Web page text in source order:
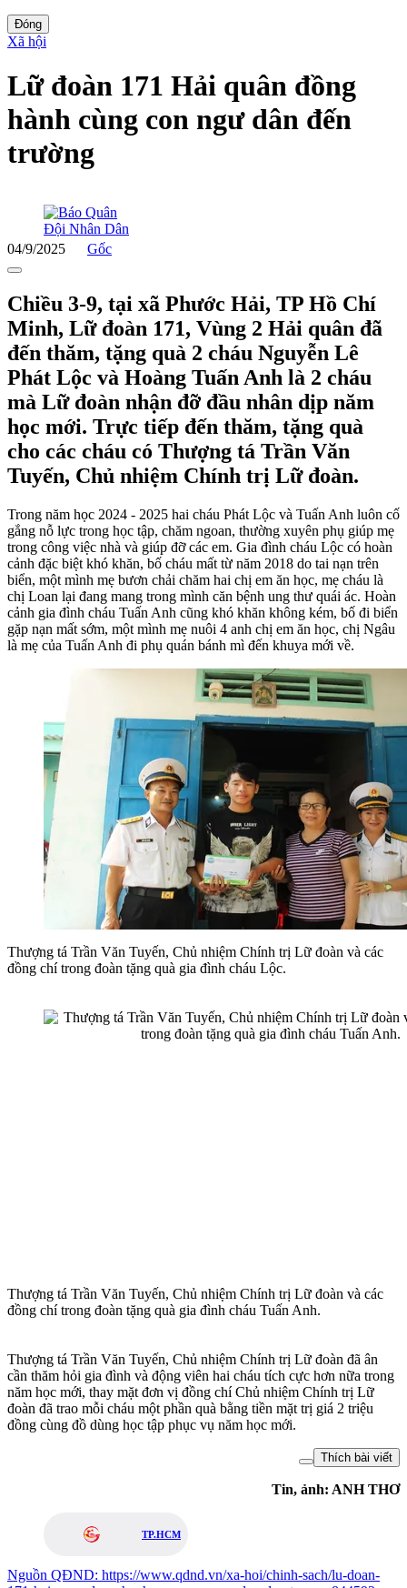
Đóng
Xã hội
Lữ đoàn 171 Hải quân đồng
hành cùng con ngư dân đến
trường
04/9/2025 Gốc
Chiều 3-9, tại xã Phước Hải, TP Hồ Chí
Minh, Lữ đoàn 171, Vùng 2 Hải quân đã
đến thăm, tặng quà 2 cháu Nguyễn Lê
Phát Lộc và Hoàng Tuấn Anh là 2 cháu
mà Lữ đoàn nhận đỡ đầu nhân dịp năm
học mới. Trực tiếp đến thăm, tặng quà
cho các cháu có Thượng tá Trần Văn
Tuyến, Chủ nhiệm Chính trị Lữ đoàn.
Trong năm học 2024 - 2025 hai cháu Phát Lộc và Tuấn Anh luôn cố
gắng nỗ lực trong học tập, chăm ngoan, thường xuyên phụ giúp mẹ
trong công việc nhà và giúp đỡ các em. Gia đình cháu Lộc có hoàn
cảnh đặc biệt khó khăn, bố cháu mất từ năm 2018 do tai nạn trên
biển, một mình mẹ bươn chải chăm hai chị em ăn học, mẹ cháu là
chị Loan lại đang mang trong mình căn bệnh ung thư quái ác. Hoàn
cảnh gia đình cháu Tuấn Anh cũng khó khăn không kém, bố đi biển
gặp nạn mất sớm, một mình mẹ nuôi 4 anh chị em ăn học, chị Ngâu
là mẹ của Tuấn Anh đi phụ quán bánh mì đến khuya mới về.
Thượng tá Trần Văn Tuyến, Chủ nhiệm Chính trị Lữ đoàn và các
đồng chí trong đoàn tặng quà gia đình cháu Lộc.
Thượng tá Trần Văn Tuyến, Chủ nhiệm Chính trị Lữ đoàn và các
đồng chí trong đoàn tặng quà gia đình cháu Tuấn Anh.
Thượng tá Trần Văn Tuyến, Chủ nhiệm Chính trị Lữ đoàn đã ân
cần thăm hỏi gia đình và động viên hai cháu tích cực hơn nữa trong
năm học mới, thay mặt đơn vị đồng chí Chủ nhiệm Chính trị Lữ
đoàn đã trao mỗi cháu một phần quà bằng tiền mặt trị giá 2 triệu
đồng cùng đồ dùng học tập phục vụ năm học mới.
Thích bài viết
Tin, ảnh: ANH THƠ
TP.HCM
Nguồn QĐND: https://www.qdnd.vn/xa-hoi/chinh-sach/lu-doan-